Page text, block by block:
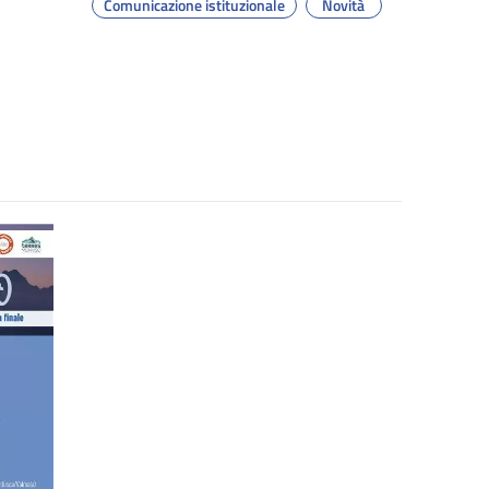
Comunicazione istituzionale Novità